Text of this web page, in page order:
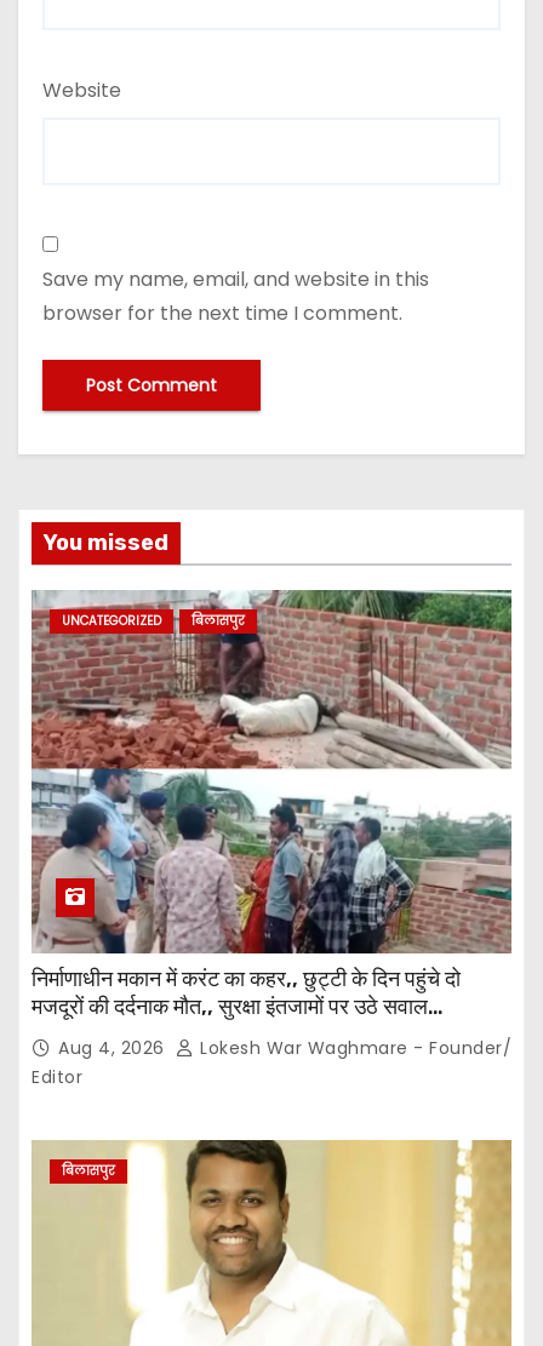
Website
Save my name, email, and website in this
browser for the next time I comment.
You missed
UNCATEGORIZED बिलासपुर
निर्माणाधीन मकान में करंट का कहर,, छुट्टी के दिन पहुंचे दो
मजदूरों की दर्दनाक मौत,, सुरक्षा इंतजामों पर उठे सवाल…
Aug 4, 2026
Lokesh War Waghmare - Founder/
Editor
बिलासपुर